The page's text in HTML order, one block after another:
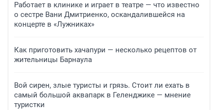
Работает в клинике и играет в театре — что известно
о сестре Вани Дмитриенко, оскандалившейся на
концерте в «Лужниках»
Как приготовить хачапури — несколько рецептов от
жительницы Барнаула
Вой сирен, злые туристы и грязь. Стоит ли ехать в
самый большой аквапарк в Геленджике — мнение
туристки